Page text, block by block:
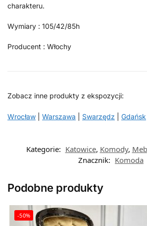
charakteru.
Wymiary : 105/42/85h
Producent : Włochy
Zobacz inne produkty z ekspozycji:
Wrocław Warszawa Swarzędz Gdańsk
Kategorie: Katowice, Komody,
Znacznik: Komoda
Podobne produkty
-50%